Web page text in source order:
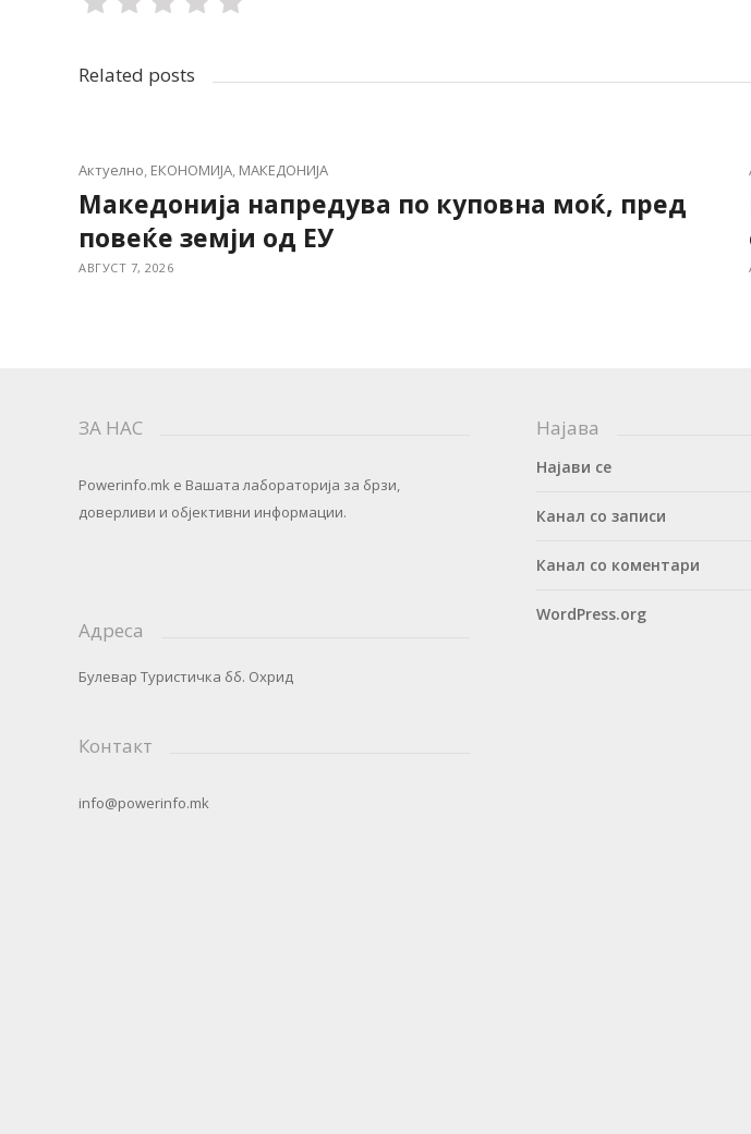
Related posts
Актуелно, ЕКОНОМИЈА, МАКЕДОНИЈА
Македонија напредува по куповна моќ, пред
повеќе земји од ЕУ
АВГУСТ 7, 2026
ЗА НАС
Powerinfo.mk e Вашата лабораторија за брзи,
доверливи и објективни информации.
Адреса
Булевар Туристичка бб. Охрид
Контакт
info@powerinfo.mk
Најава
Најави се
Канал со записи
Канал со коментари
WordPress.org